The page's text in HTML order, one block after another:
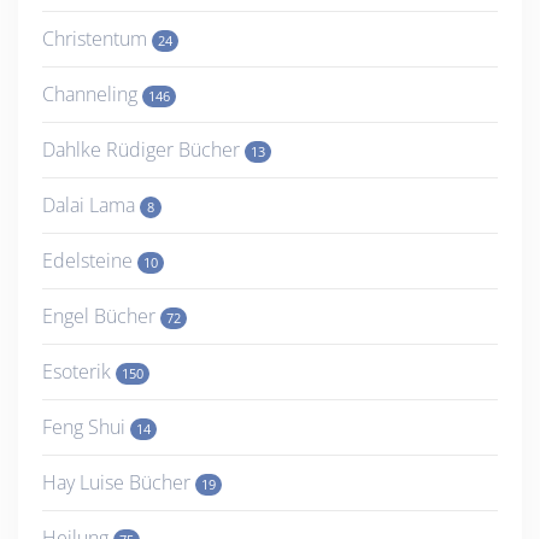
Christentum 24
Channeling 146
Dahlke Rüdiger Bücher 13
Dalai Lama 8
Edelsteine 10
Engel Bücher 72
Esoterik 150
Feng Shui 14
Hay Luise Bücher 19